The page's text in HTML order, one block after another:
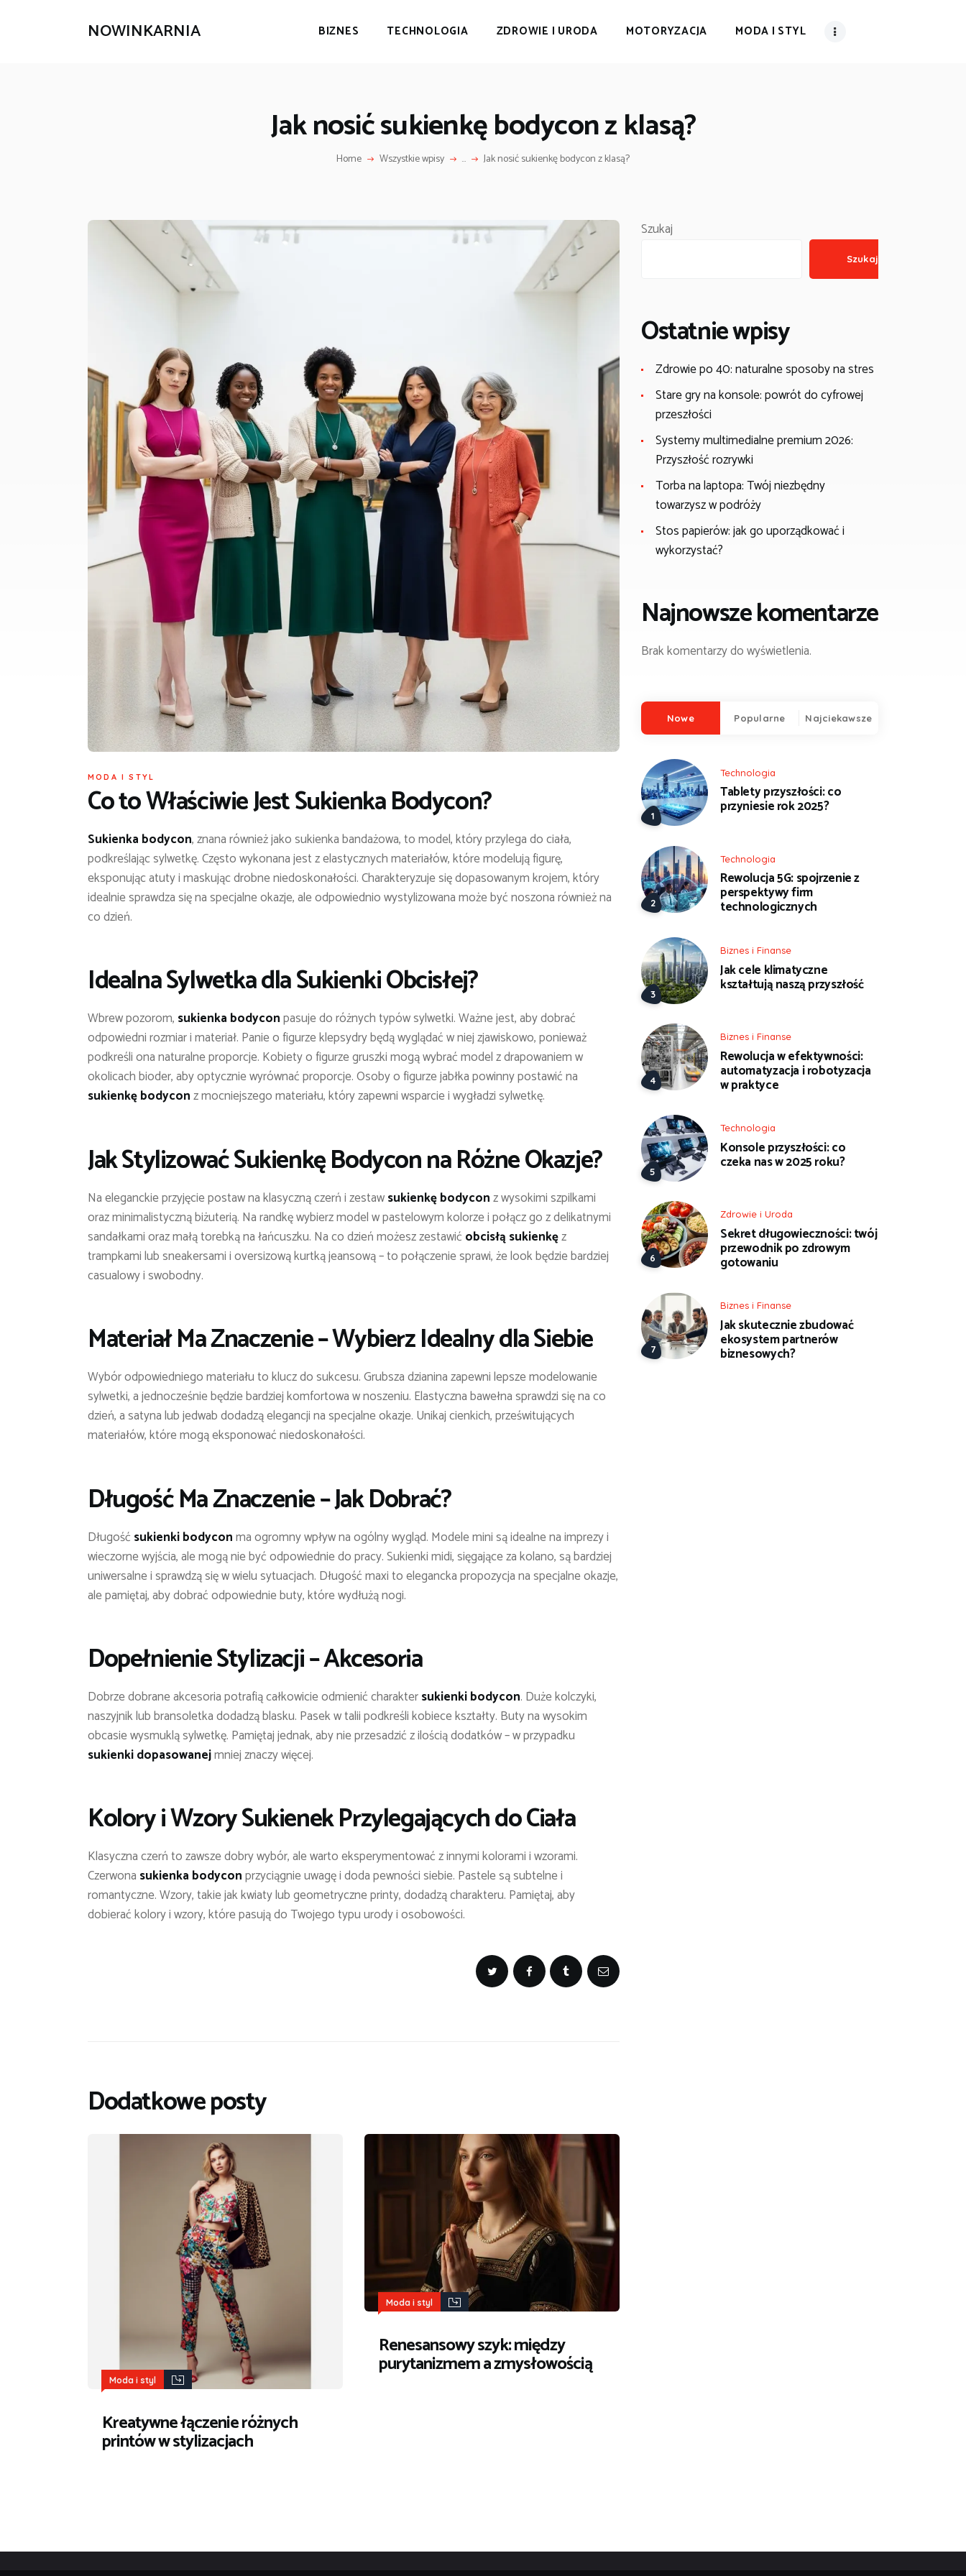
NOWINKARNIA BIZNES TECHNOLOGIA ZDROWIE I URODA MOTORYZACJA MODA I STYL
Jak nosić sukienkę bodycon z klasą?
Home Wszystkie wpisy ... Jak nosić sukienkę bodycon z klasą?
MODA I STYL
Co to Właściwie JestSukienka Bodycon?
Sukienka bodycon, znana również jako sukienka bandażowa, to model, który przylega do ciała,
podkreślając sylwetkę. Często wykonana jest z elastycznych materiałów, które modelują figurę,
eksponując atuty i maskując drobne niedoskonałości. Charakteryzuje się dopasowanym krojem, który
idealnie sprawdza się na specjalne okazje, ale odpowiednio wystylizowana może być noszona również na
co dzień.
Idealna Sylwetka dlaSukienki Obcisłej?
Wbrew pozorom, sukienka bodyconpasuje do różnych typów sylwetki. Ważne jest, aby dobrać
odpowiedni rozmiar i materiał. Panie o figurze klepsydry będą wyglądać w niej zjawiskowo, ponieważ
podkreśli ona naturalne proporcje. Kobiety o figurze gruszki mogą wybrać model z drapowaniem w
okolicach bioder, aby optycznie wyrównać proporcje. Osoby o figurze jabłka powinny postawić na
sukienkę bodyconz mocniejszego materiału, który zapewni wsparcie i wygładzi sylwetkę.
Jak StylizowaćSukienkę Bodyconna Różne Okazje?
Na eleganckie przyjęcie postaw na klasyczną czerń i zestawsukienkę bodyconz wysokimi szpilkami
oraz minimalistyczną biżuterią. Na randkę wybierz model w pastelowym kolorze i połącz go z delikatnymi
sandałkami oraz małą torebką na łańcuszku. Na co dzień możesz zestawić obcisłą sukienkęz
trampkami lub sneakersami i oversizową kurtką jeansową – to połączenie sprawi, że look będzie bardziej
casualowy i swobodny.
Materiał Ma Znaczenie – Wybierz Idealny dla Siebie
Wybór odpowiedniego materiału to klucz do sukcesu. Grubsza dzianina zapewni lepsze modelowanie
sylwetki, a jednocześnie będzie bardziej komfortowa w noszeniu. Elastyczna bawełna sprawdzi się na co
dzień, a satyna lub jedwab dodadzą elegancji na specjalne okazje. Unikaj cienkich, prześwitujących
materiałów, które mogą eksponować niedoskonałości.
Długość Ma Znaczenie – Jak Dobrać?
Długość sukienki bodyconma ogromny wpływ na ogólny wygląd. Modele mini są idealne na imprezy i
wieczorne wyjścia, ale mogą nie być odpowiednie do pracy. Sukienki midi, sięgające za kolano, są bardziej
uniwersalne i sprawdzą się w wielu sytuacjach. Długość maxi to elegancka propozycja na specjalne okazje,
ale pamiętaj, aby dobrać odpowiednie buty, które wydłużą nogi.
Dopełnienie Stylizacji – Akcesoria
Dobrze dobrane akcesoria potrafią całkowicie odmienić charaktersukienki bodycon. Duże kolczyki,
naszyjnik lub bransoletka dodadzą blasku. Pasek w talii podkreśli kobiece kształty. Buty na wysokim
obcasie wysmuklą sylwetkę. Pamiętaj jednak, aby nie przesadzić z ilością dodatków – w przypadku
sukienki dopasowanejmniej znaczy więcej.
Kolory i WzorySukienek Przylegających do Ciała
Klasyczna czerń to zawsze dobry wybór, ale warto eksperymentować z innymi kolorami i wzorami.
Czerwona sukienka bodyconprzyciągnie uwagę i doda pewności siebie. Pastele są subtelne i
romantyczne. Wzory, takie jak kwiaty lub geometryczne printy, dodadzą charakteru. Pamiętaj, aby
dobierać kolory i wzory, które pasują do Twojego typu urody i osobowości.
Dodatkowe posty
Moda i styl
Kreatywne łączenie różnych
printów w stylizacjach
Moda i styl
Renesansowy szyk: między
purytanizmem a zmysłowością
Szukaj
Szukaj
Ostatnie wpisy
Zdrowie po 40: naturalne sposoby na stres
Stare gry na konsole: powrót do cyfrowej
przeszłości
Systemy multimedialne premium 2026:
Przyszłość rozrywki
Torba na laptopa: Twój niezbędny
towarzysz w podróży
Stos papierów: jak go uporządkować i
wykorzystać?
Najnowsze komentarze
Brak komentarzy do wyświetlenia.
Nowe Popularne Najciekawsze
Technologia
Tablety przyszłości: co
przyniesie rok 2025?
Technologia
Rewolucja 5G: spojrzenie z
perspektywy firm
technologicznych
Biznes i Finanse
Jak cele klimatyczne
kształtują naszą przyszłość
Biznes i Finanse
Rewolucja w efektywności:
automatyzacja i robotyzacja
w praktyce
Technologia
Konsole przyszłości: co
czeka nas w 2025 roku?
Zdrowie i Uroda
Sekret długowieczności: twój
przewodnik po zdrowym
gotowaniu
Biznes i Finanse
Jak skutecznie zbudować
ekosystem partnerów
biznesowych?